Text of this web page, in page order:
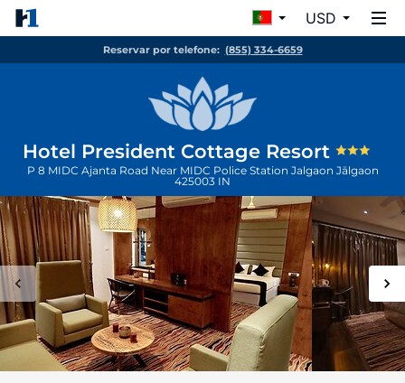
USD
Reservar por telefone: (855) 334-6659
Hotel President Cottage Resort
P 8 MIDC Ajanta Road Near MIDC Police Station Jalgaon Jālgaon
425003 IN